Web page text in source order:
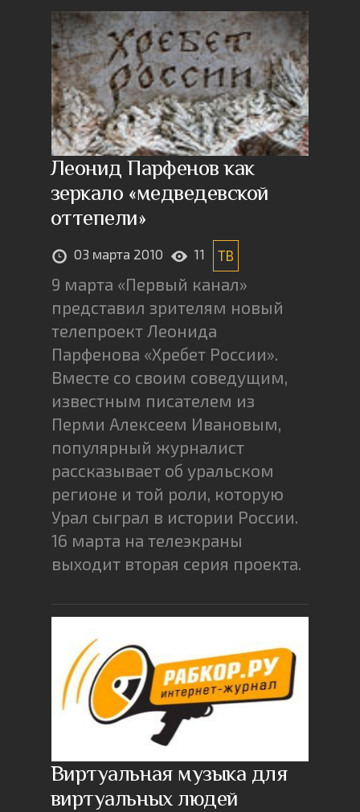
Леонид Парфенов как
зеркало «медведевской
оттепели»
03 марта 2010 11 ТВ
9 марта «Первый канал»
представил зрителям новый
телепроект Леонида
Парфенова «Хребет России».
Вместе со своим соведущим,
известным писателем из
Перми Алексеем Ивановым,
популярный журналист
рассказывает об уральском
регионе и той роли, которую
Урал сыграл в истории России.
16 марта на телеэкраны
выходит вторая серия проекта.
Виртуальная музыка для
виртуальных людей